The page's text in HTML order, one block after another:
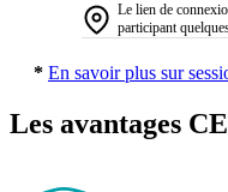
Le lien de
participant
* En savoir plus sur
Les avantages